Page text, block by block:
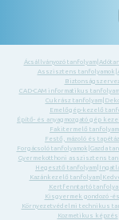
Ácsállványozó tanfolyam|
Asszisztens tanfolyamok
CAD-CAM informatikus tanfolyam
Cukrász tanfolyam|
Emelőgép-kezelő
Építő- és anyagmozgató gép
Fakitermelő tanfolyam
Festő, mázoló és
Forgácsoló tanfolyamok Gazda
Gyermekotthoni asszisztens
Hegesztő tanfolyam
Kazánkezelő tanfolyam|
Kertfenntartó
Kisgyermek gondozó -
Környezetvédelmi technikus
Kozmetikus képzés